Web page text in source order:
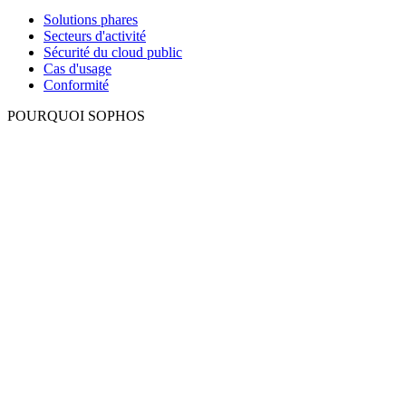
Solutions phares
Secteurs d'activité
Sécurité du cloud public
Cas d'usage
Conformité
POURQUOI SOPHOS